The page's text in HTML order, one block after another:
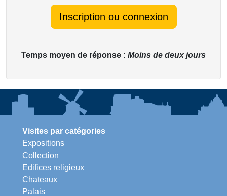
Inscription ou connexion
Temps moyen de réponse : Moins de deux jours
Visites par catégories
Expositions
Collection
Edifices religieux
Chateaux
Palais